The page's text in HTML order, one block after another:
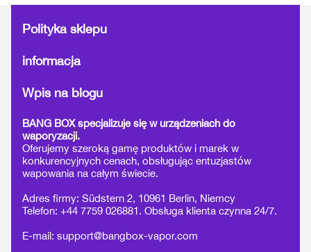
Polityka sklepu
informacja
Wpis na blogu
BANG BOX specjalizuje się w urządzeniach do
waporyzacji.
Oferujemy szeroką gamę produktów i marek w
konkurencyjnych cenach, obsługując entuzjastów
wapowania na całym świecie.
Adres firmy: Südstern 2, 10961 Berlin, Niemcy
Telefon: +44 7759 026881. Obsługa klienta czynna 24/7.
E-mail: support@bangbox-vapor.com